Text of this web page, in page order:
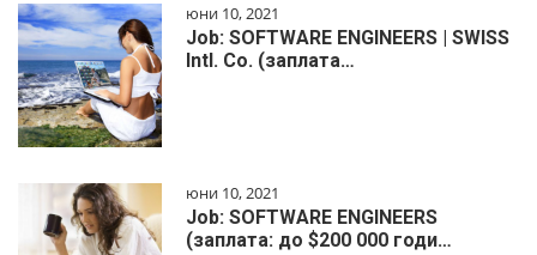
юни 10, 2021
Job: SOFTWARE ENGINEERS | SWISS
Intl. Co. (заплата…
юни 10, 2021
Job: SOFTWARE ENGINEERS
(заплата: до $200 000 годи…